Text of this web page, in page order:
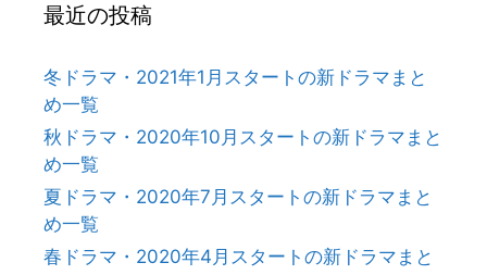
最近の投稿
冬ドラマ・2021年1月スタートの新ドラマまと
め一覧
秋ドラマ・2020年10月スタートの新ドラマまと
め一覧
夏ドラマ・2020年7月スタートの新ドラマまと
め一覧
春ドラマ・2020年4月スタートの新ドラマまと